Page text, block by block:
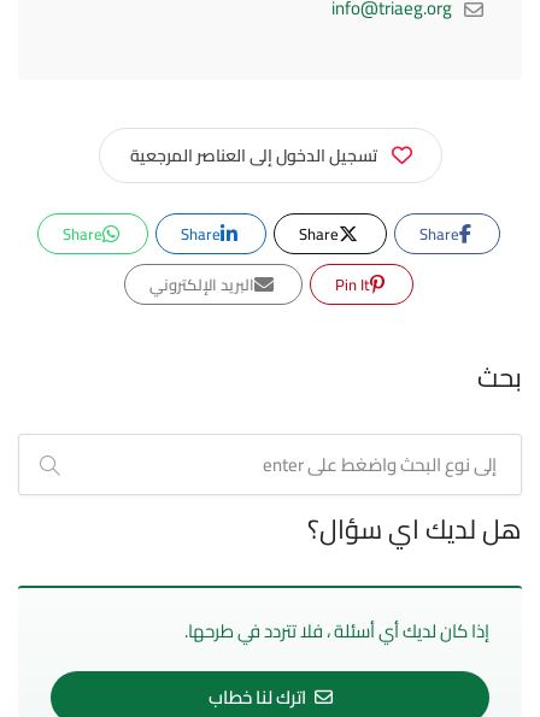
info@triaeg.org
تسجيل الدخول إلى العناصر المرجعية
Share
Share
Share
Share
Pin It
البريد الإلكتروني
بحث
هل لديك اي سؤال؟
إذا كان لديك أي أسئلة ، فلا تتردد في طرحها.
اترك لنا خطاب